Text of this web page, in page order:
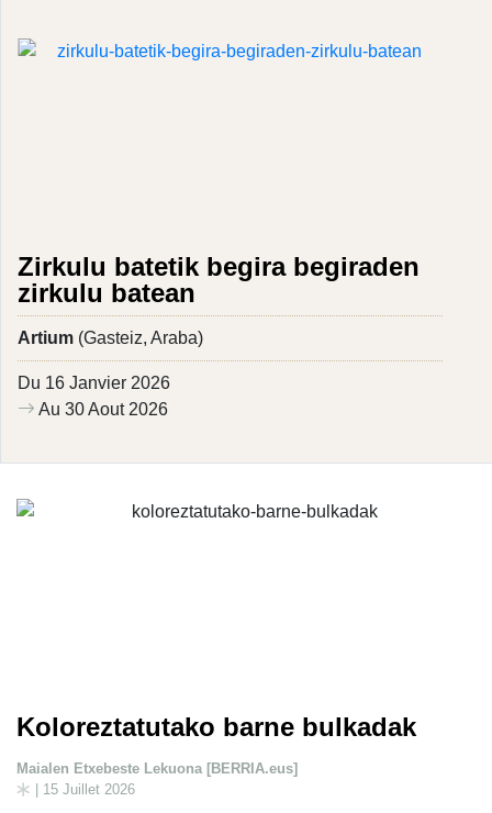
Zirkulu batetik begira begiraden
zirkulu batean
Artium (Gasteiz, Araba)
Du 16 Janvier 2026
Au 30 Aout 2026
Koloreztatutako barne bulkadak
Maialen Etxebeste Lekuona [BERRIA.eus]
| 15 Juillet 2026